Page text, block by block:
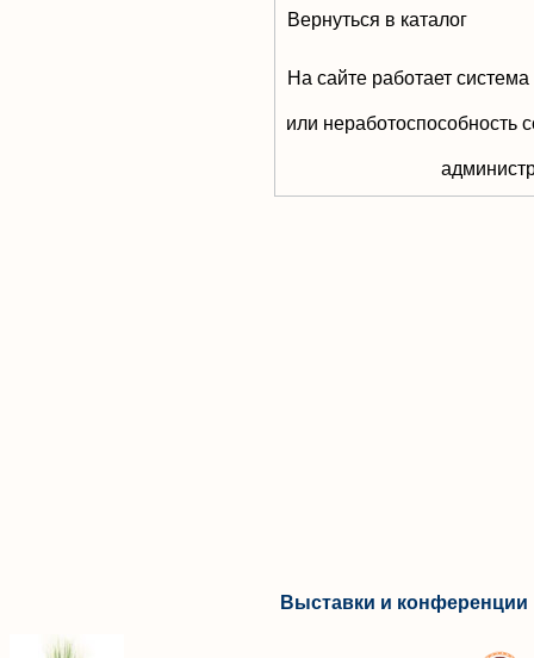
Вернуться в каталог
На сайте работает
или неработоспособность
Выставки и конференции